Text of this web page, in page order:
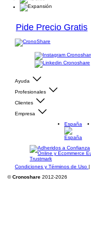
Pide Precio Gratis
Ayuda
Profesionales
Clientes
Empresa
España
Condiciones y Términos de Uso |
©Cronoshare 2012-2026